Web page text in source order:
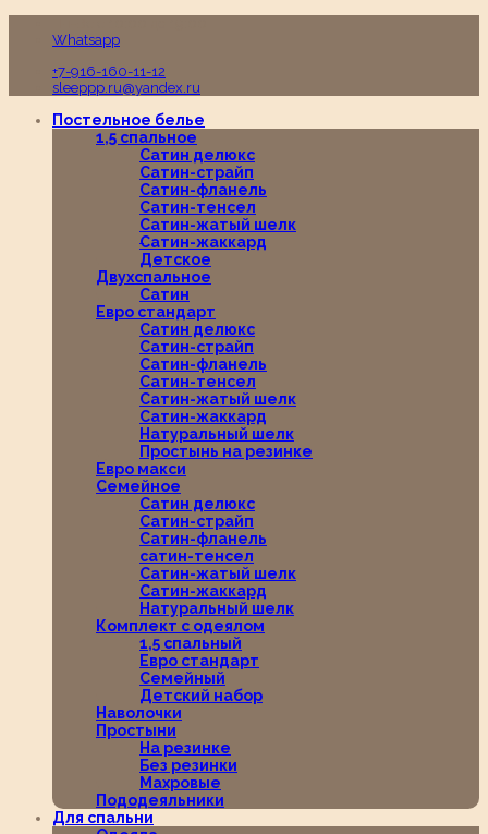
Whatsapp
+7-916-160-11-12
sleeppp.ru@yandex.ru
Постельное белье
1,5 спальное
Сатин делюкс
Сатин-страйп
Сатин-фланель
Сатин-тенсел
Сатин-жатый шелк
Сатин-жаккард
Детское
Двухспальное
Сатин
Евро стандарт
Сатин делюкс
Сатин-страйп
Сатин-фланель
Сатин-тенсел
Сатин-жатый шелк
Сатин-жаккард
Натуральный шелк
Простынь на резинке
Евро макси
Семейное
Сатин делюкс
Сатин-страйп
Сатин-фланель
сатин-тенсел
Сатин-жатый шелк
Сатин-жаккард
Натуральный шелк
Комплект с одеялом
1,5 спальный
Евро стандарт
Семейный
Детский набор
Наволочки
Простыни
На резинке
Без резинки
Махровые
Пододеяльники
Для спальни